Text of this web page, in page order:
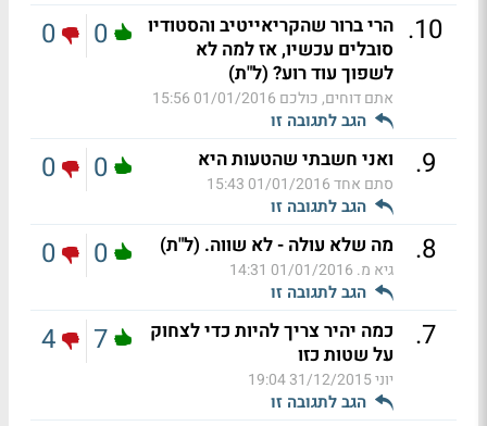
10
. הרי ברור שהקריאייטיב והסטודיו
סובלים עכשיו, אז למה לא
לשפוך עוד רוע? (ל"ת)
אתם דוחים, כולכם 01/01/2016 15:56
הגב לתגובה זו
0
0
9
. ואני חשבתי שהטעות היא
סתם אחד01/01/2016 15:43
הגב לתגובה זו
0
0
8
. מה שלא עולה - לא שווה. (ל"ת)
גיא מ. 01/01/2016 14:31
הגב לתגובה זו
0
0
7
.
כמה יהיר צריך להיות כדי לצחוק
על שטות כזו
יוני31/12/2015 19:04
הגב לתגובה זו
7
4